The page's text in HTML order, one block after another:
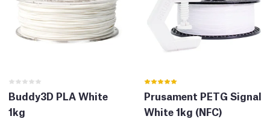
Buddy3D PLA White
1kg
Prusament PETG Signal
White 1kg (NFC)